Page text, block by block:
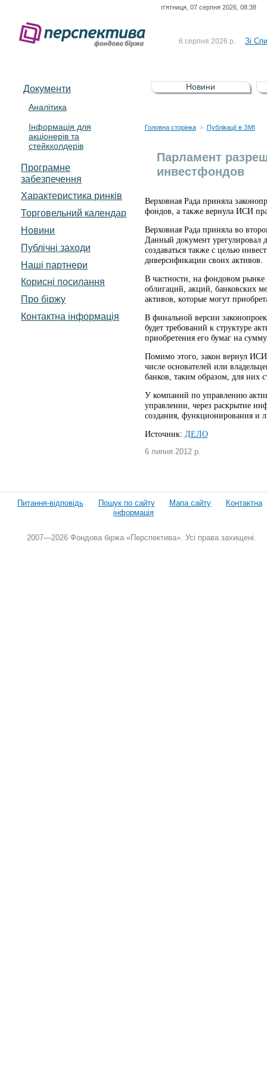
п'ятниця, 07 серпня 2026, 08:38
6 серпня 2026 р. Зі
5 серпня 2026 р.
Зі
UA4000232607)
4 серпня 2026 р.
До
Документи
Аналітика
Інформація для
акціонерів та
стейкхолдерів
Програмне
забезпечення
Характеристика pинків
Торговельний календар
Новини
Публічні заходи
Наші партнери
Корисні посилання
Про біржу
Контактна інформація
Новини
Головна сторінка > Публікації в ЗМІ
Парламент
инвестфондов
Верховная Рада приняла
фондов, а также вернула ИСИ
Верховная Рада приняла во
Данный документ урегулировал
создаваться также с целью
диверсификации своих активов.
В частности, на фондовом
облигаций, акций, банковских
активов, которые могут
В финальной версии
будет требований к структуре
приобретения его бумаг на
Помимо этого, закон вернул
числе основателей или
банков, таким образом, для них
У компаний по управлению
управлении, через раскрытие
создания, функционирования и
Источник: ДЕЛО
6 липня 2012 р.
Питання-відповідь Пошук по сайту Мапа сайту
Контактна
інформація
2007—2026 Фондова біржа «Перспектива». Усі права захищені.